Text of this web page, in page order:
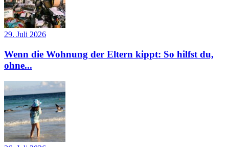
29. Juli 2026
Wenn die Wohnung der Eltern kippt: So hilfst du,
ohne...